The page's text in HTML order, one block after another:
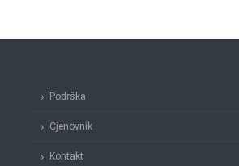
Podrška
Cjenovnik
Kontakt